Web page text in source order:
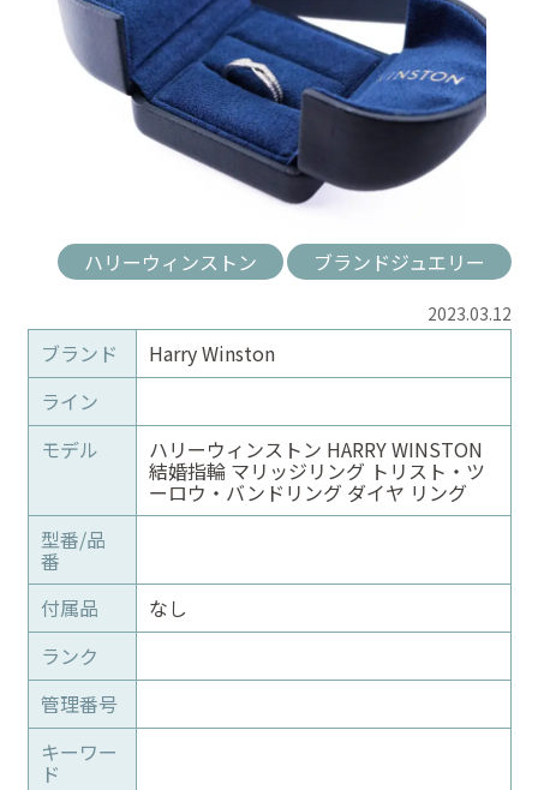
ハリーウィンストン ブランドジュエリー
2023.03.12
ブランド
Harry Winston
ライン
モデル
ハリーウィンストン HARRY WINSTON
結婚指輪 マリッジリング トリスト・ツ
ーロウ・バンドリング ダイヤ リング
型番/品
番
付属品
なし
ランク
管理番号
キーワー
ド